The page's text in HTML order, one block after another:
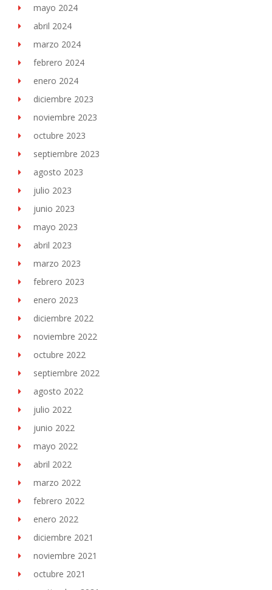
mayo 2024
abril 2024
marzo 2024
febrero 2024
enero 2024
diciembre 2023
noviembre 2023
octubre 2023
septiembre 2023
agosto 2023
julio 2023
junio 2023
mayo 2023
abril 2023
marzo 2023
febrero 2023
enero 2023
diciembre 2022
noviembre 2022
octubre 2022
septiembre 2022
agosto 2022
julio 2022
junio 2022
mayo 2022
abril 2022
marzo 2022
febrero 2022
enero 2022
diciembre 2021
noviembre 2021
octubre 2021